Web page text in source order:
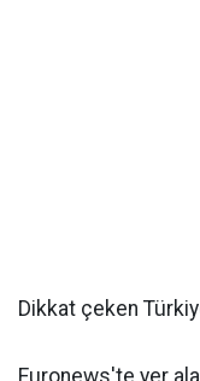
Dikkat çeken
Euronews'te yer